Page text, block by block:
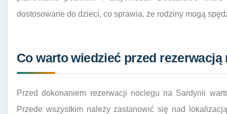
dostosowane do dzieci, co sprawia, że rodziny mogą
Co warto wiedzieć przed
Przed dokonaniem rezerwacji noclegu na Sardynii
Przede wszystkim należy zastanowić się nad